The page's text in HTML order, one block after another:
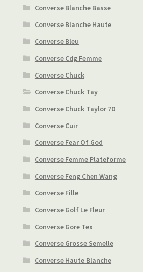
Converse Blanche Basse
Converse Blanche Haute
Converse Bleu
Converse Cdg Femme
Converse Chuck
Converse Chuck Tay
Converse Chuck Taylor 70
Converse Cuir
Converse Fear Of God
Converse Femme Plateforme
Converse Feng Chen Wang
Converse Fille
Converse Golf Le Fleur
Converse Gore Tex
Converse Grosse Semelle
Converse Haute Blanche